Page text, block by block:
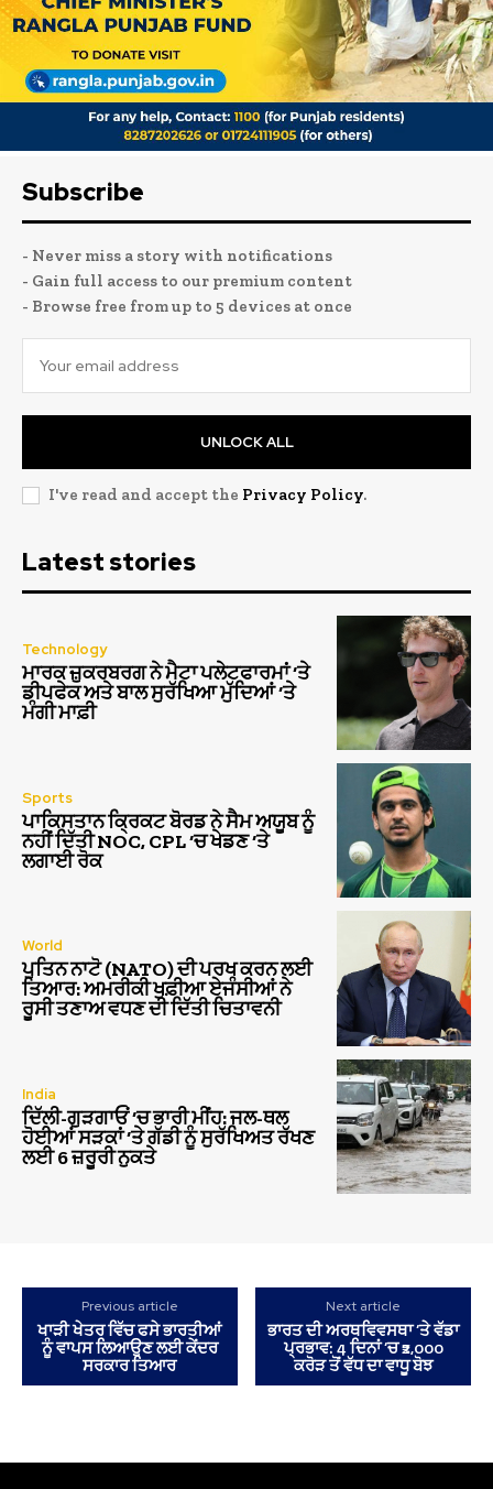
Subscribe
- Never miss a story with notifications
- Gain full access to our premium content
- Browse free from up to 5 devices at once
UNLOCK ALL
I've read and accept the Privacy Policy.
Latest stories
Technology
ਮਾਰਕ ਜ਼ੁਕਰਬਰਗ ਨੇ ਮੈਟਾ ਪਲੇਟਫਾਰਮਾਂ ‘ਤੇ
ਡੀਪਫੇਕ ਅਤੇ ਬਾਲ ਸੁਰੱਖਿਆ ਮੁੱਦਿਆਂ ‘ਤੇ
ਮੰਗੀ ਮਾਫ਼ੀ
Sports
ਪਾਕਿਸਤਾਨ ਕ੍ਰਿਕਟ ਬੋਰਡ ਨੇ ਸੈਮ ਅਯੂਬ ਨੂੰ
ਨਹੀਂ ਦਿੱਤੀ NOC, CPL ‘ਚ ਖੇਡਣ ‘ਤੇ
ਲਗਾਈ ਰੋਕ
World
ਪੁਤਿਨ ਨਾਟੋ (NATO) ਦੀ ਪਰਖ ਕਰਨ ਲਈ
ਤਿਆਰ: ਅਮਰੀਕੀ ਖੁਫ਼ੀਆ ਏਜੰਸੀਆਂ ਨੇ
ਰੂਸੀ ਤਣਾਅ ਵਧਣ ਦੀ ਦਿੱਤੀ ਚਿਤਾਵਨੀ
India
ਦਿੱਲੀ-ਗੁੜਗਾਓਂ ‘ਚ ਭਾਰੀ ਮੀਂਹ: ਜਲ-ਥਲ
ਹੋਈਆਂ ਸੜਕਾਂ ‘ਤੇ ਗੱਡੀ ਨੂੰ ਸੁਰੱਖਿਅਤ ਰੱਖਣ
ਲਈ 6 ਜ਼ਰੂਰੀ ਨੁਕਤੇ
Previous article
ਖਾੜੀ ਖੇਤਰ ਵਿੱਚ ਫਸੇ ਭਾਰਤੀਆਂ
ਨੂੰ ਵਾਪਸ ਲਿਆਉਣ ਲਈ ਕੇਂਦਰ
ਸਰਕਾਰ ਤਿਆਰ
Next article
ਭਾਰਤ ਦੀ ਅਰਥਵਿਵਸਥਾ ‘ਤੇ ਵੱਡਾ
ਪ੍ਰਭਾਵ: 4 ਦਿਨਾਂ ‘ਚ ₹2,000
ਕਰੋੜ ਤੋਂ ਵੱਧ ਦਾ ਵਾਧੂ ਬੋਝ